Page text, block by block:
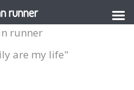
runner
are my life"
runner